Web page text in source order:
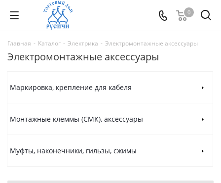
0
Главная - Каталог - Электрика - Электромонтажные аксессуары
Электромонтажные аксессуары
Маркировка, крепление для кабеля
Монтажные клеммы (СМК), аксессуары
Муфты, наконечники, гильзы, сжимы